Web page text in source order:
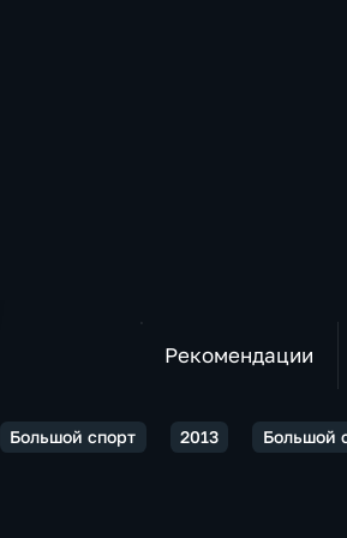
Рекомендации
Большой спорт 2013 Большой